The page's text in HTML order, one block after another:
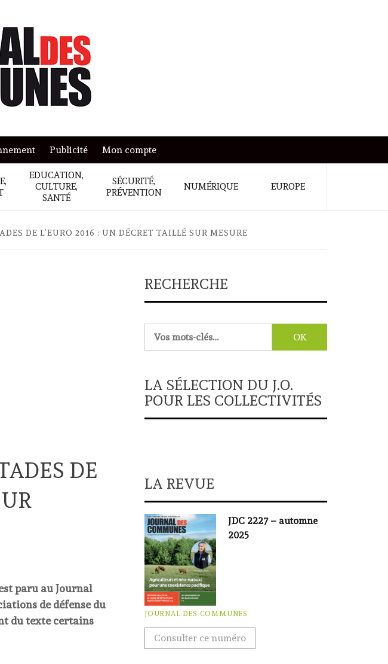
Publicité Mon compte
EDUCATION,
CULTURE,
SANTÉ
SÉCURITÉ,
PRÉVENTION
NUMÉRIQUE EUROPE
DE L’EURO 2016 : UN DÉCRET TAILLÉ SUR MESURE
DE
paru au Journal
de défense du
du texte certains
RECHERCHE
LA SÉLECTION DU J.O.
POUR LES COLLECTIVITÉS
LA REVUE
JDC 2227 – automne
2025
JOURNAL DES COMMUNES
Consulter ce numéro